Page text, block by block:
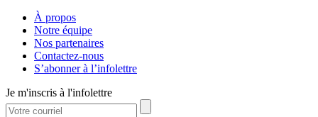
À propos
Notre équipe
Nos partenaires
Contactez-nous
S’abonner à l’infolettre
Je m'inscris à l'infolettre